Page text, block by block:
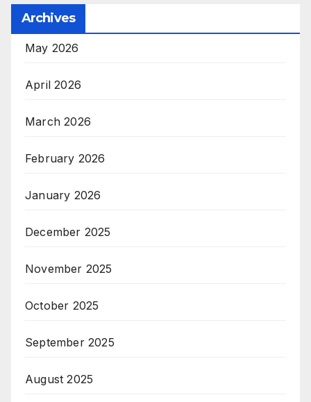
Archives
May 2026
April 2026
March 2026
February 2026
January 2026
December 2025
November 2025
October 2025
September 2025
August 2025